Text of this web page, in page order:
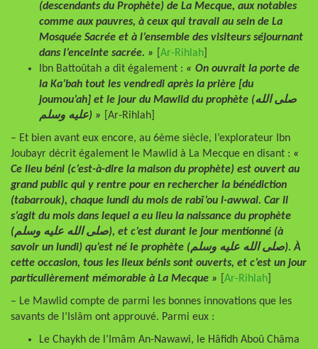
(descendants du Prophète) de La Mecque, aux notables
comme aux pauvres, à ceux qui travail au sein de La
Mosquée Sacrée et à l’ensemble des visiteurs séjournant
dans l’enceinte sacrée. »
Ar-Rihlah
Ibn Battoûtah a dit également : « On ouvrait la porte de
la Ka’bah tout les vendredi après la prière [du
joumou’ah] et le jour du Mawlid du prophète (صلى الله
عليه وسلم) »
[Ar-Rihlah]
– Et bien avant eux encore, au 6ème siècle, l’explorateur Ibn
Joubayr décrit également le Mawlid à La Mecque en disant : «
Ce lieu béni (c’est-à-dire la maison du prophète) est ouvert au
grand public qui y rentre pour en rechercher la bénédiction
(tabarrouk), chaque lundi du mois de rabî’ou l-awwal. Car il
s’agit du mois dans lequel a eu lieu la naissance du prophète
(صلى الله عليه وسلم), et c’est durant le jour mentionné (à
savoir un lundi) qu’est né le prophète (صلى الله عليه وسلم). À
cette occasion, tous les lieux bénis sont ouverts, et c’est un jour
particulièrement mémorable à La Mecque »
Ar-Rihlah
– Le Mawlid compte de parmi les bonnes innovations que les
savants de l’Islâm ont approuvé. Parmi eux :
Le Chaykh de l’Imâm An-Nawawi, le Hâfidh Aboû Châma